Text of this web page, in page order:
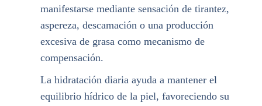
manifestarse mediante sensación de tirantez,
aspereza, descamación o una producción
excesiva de grasa como mecanismo de
compensación.
La hidratación diaria ayuda a mantener el
equilibrio hídrico de la piel, favoreciendo su